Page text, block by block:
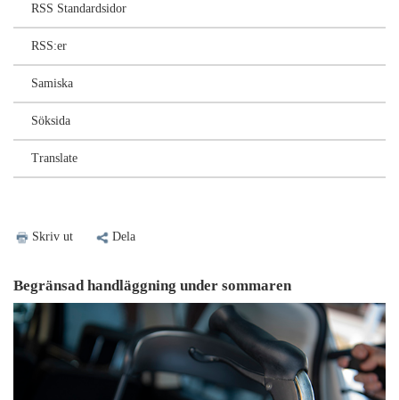
RSS Standardsidor
RSS:er
Samiska
Söksida
Translate
Skriv ut Dela
Begränsad handläggning under sommaren